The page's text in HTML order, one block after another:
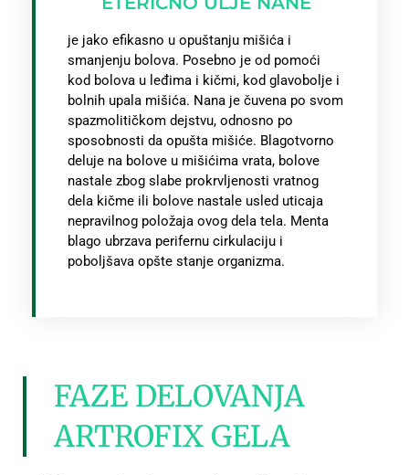
je jako efikasno u opuštanju mišića i
smanjenju bolova. Posebno je od pomoći
kod bolova u leđima i kičmi, kod glavobolje i
bolnih upala mišića. Nana je čuvena po svom
spazmolitičkom dejstvu, odnosno po
sposobnosti da opušta mišiće. Blagotvorno
deluje na bolove u mišićima vrata, bolove
nastale zbog slabe prokrvljenosti vratnog
dela kičme ili bolove nastale usled uticaja
nepravilnog položaja ovog dela tela. Menta
blago ubrzava perifernu cirkulaciju i
poboljšava opšte stanje organizma.
FAZE DELOVANJA
ARTROFIX GELA